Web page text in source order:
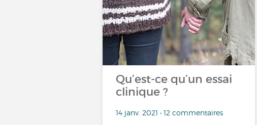
Qu’est-ce qu’un essai
clinique ?
14 janv. 2021 • 12 commentaires